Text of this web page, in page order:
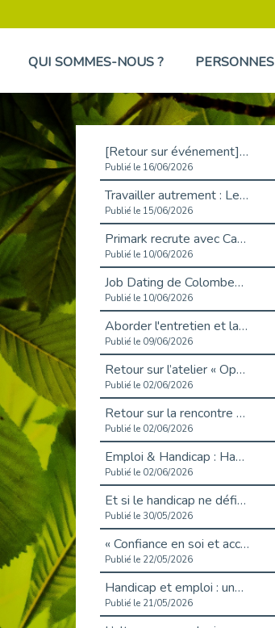
QUI SOMMES-NOUS ? PERSONNES
[Retour sur événement] L'inclusion au cœur de la Place de l'Emploi à La Défense !
Publié le 16/06/2026
Travailler autrement : Le défi de l'intégration des maladies chroniques en entreprise
Publié le 15/06/2026
Primark recrute avec Cap Emploi 92, une matinée couronnée de succès !
Publié le 10/06/2026
Job Dating de Colombes – Emploi et Insertion
Publié le 10/06/2026
Aborder l'entretien et la situation de handicap en toute confiance
Publié le 09/06/2026
Retour sur l’atelier « Optimiser sa recherche d’emploi »
Publié le 02/06/2026
Retour sur la rencontre entre Cap Emploi 92 et Thales (Campus Meudon)
Publié le 02/06/2026
Emploi & Handicap : Hachette Livre et Cap emploi 92 renforcent leur collaboration
Publié le 02/06/2026
Et si le handicap ne définissait plus la carrière ?
Publié le 30/05/2026
« Confiance en soi et acceptation du handicap » : un levier puissant vers l’emploi
Publié le 22/05/2026
Handicap et emploi : une matinée pour briser les tabous
Publié le 21/05/2026